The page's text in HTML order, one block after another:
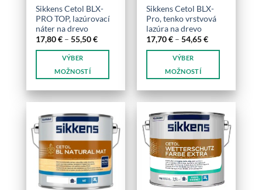
produktu.
produktu.
Sikkens Cetol BLX-
PRO TOP, lazúrovací
náter na drevo
17,80€ – 55,50€Price
17,80 €
VÝBER
MOŽNOSTÍ
produkt
viacero
variantov.
Možnosti
si
môžete
vybrať
Sikkens Cetol BLX-
Pro, tenko vrstvová
lazúra na drevo
17,70€ – 54,65€Price
17,70 €
VÝBER
MOŽNOSTÍ
produkt
viacero
variantov.
Možnosti
si
môžete
vybrať